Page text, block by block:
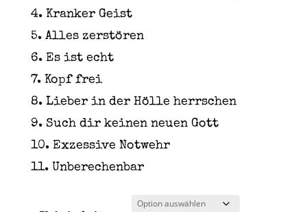
4. Kranker Geist
5. Alles zerstören
6. Es ist echt
7. Kopf frei
8. Lieber in der Hölle herrschen
9. Such dir keinen neuen Gott
10. Exzessive Notwehr
11. Unberechenbar